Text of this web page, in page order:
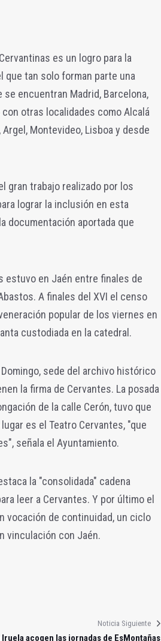
es un logro para la
que tan solo forman parte una
encuentran Madrid, Barcelona,
con otras localidades como Alcalá
Montevideo, Lisboa y desde
gran trabajo realizado por los
lograr la inclusión en esta
documentación aportada que
estuvo en Jaén entre finales de
A finales del XVI el censo
popular de los viernes en
custodiada en la catedral.
sede del archivo histórico
la firma de Cervantes. La posada
de la calle Cerón, tuvo que
es el Teatro Cervantes, "que
señala el Ayuntamiento.
la "consolidada" cadena
leer a Cervantes. Y por último el
vocación de continuidad, un ciclo
vinculación con Jaén.
Noticia Siguiente
acogen las jornadas de EsMontañas